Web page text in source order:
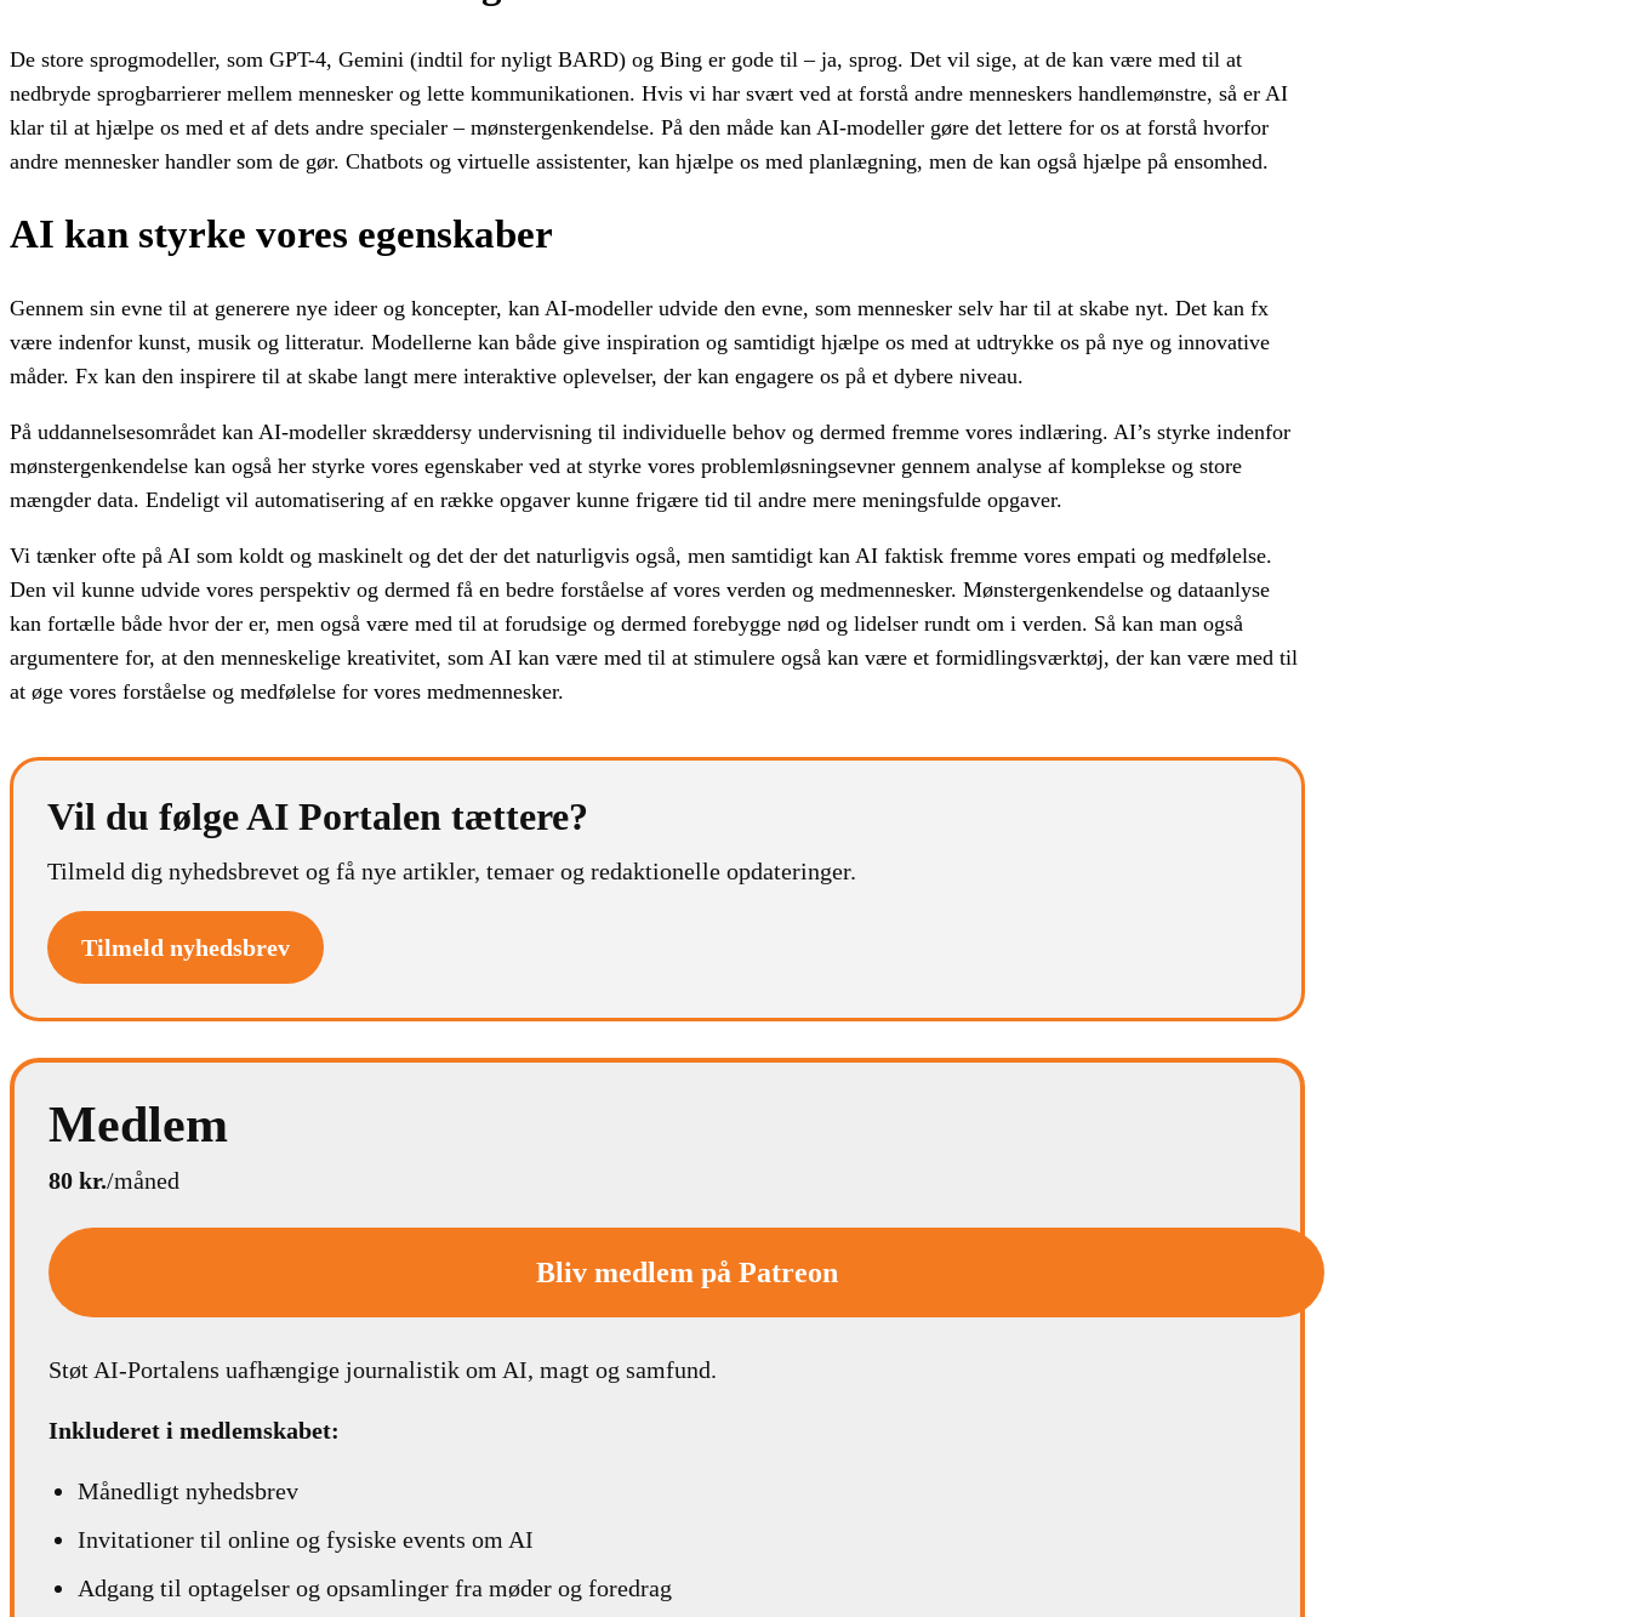
De store sprogmodeller, som GPT-4, Gemini (indtil for nyligt BARD) og Bing er gode til – ja, sprog. Det vil sige, at de kan være med til at
nedbryde sprogbarrierer mellem mennesker og lette kommunikationen. Hvis vi har svært ved at forstå andre menneskers handlemønstre, så er AI
klar til at hjælpe os med et af dets andre specialer – mønstergenkendelse. På den måde kan AI-modeller gøre det lettere for os at forstå hvorfor
andre mennesker handler som de gør. Chatbots og virtuelle assistenter, kan hjælpe os med planlægning, men de kan også hjælpe på ensomhed.
AI kan styrke vores egenskaber
Gennem sin evne til at generere nye ideer og koncepter, kan AI-modeller udvide den evne, som mennesker selv har til at skabe nyt. Det kan fx
være indenfor kunst, musik og litteratur. Modellerne kan både give inspiration og samtidigt hjælpe os med at udtrykke os på nye og innovative
måder. Fx kan den inspirere til at skabe langt mere interaktive oplevelser, der kan engagere os på et dybere niveau.
På uddannelsesområdet kan AI-modeller skræddersy undervisning til individuelle behov og dermed fremme vores indlæring. AI’s styrke indenfor
mønstergenkendelse kan også her styrke vores egenskaber ved at styrke vores problemløsningsevner gennem analyse af komplekse og store
mængder data. Endeligt vil automatisering af en række opgaver kunne frigære tid til andre mere meningsfulde opgaver.
Vi tænker ofte på AI som koldt og maskinelt og det der det naturligvis også, men samtidigt kan AI faktisk fremme vores empati og medfølelse.
Den vil kunne udvide vores perspektiv og dermed få en bedre forståelse af vores verden og medmennesker. Mønstergenkendelse og dataanlyse
kan fortælle både hvor der er, men også være med til at forudsige og dermed forebygge nød og lidelser rundt om i verden. Så kan man også
argumentere for, at den menneskelige kreativitet, som AI kan være med til at stimulere også kan være et formidlingsværktøj, der kan være med til
at øge vores forståelse og medfølelse for vores medmennesker.
Vil du følge AI Portalen tættere?
Tilmeld dig nyhedsbrevet og få nye artikler, temaer og redaktionelle opdateringer.
Tilmeld nyhedsbrev
Medlem
80 kr./måned
Bliv medlem på Patreon
Støt AI-Portalens uafhængige journalistik om AI, magt og samfund.
Inkluderet i medlemskabet:
Månedligt nyhedsbrev
Invitationer til online og fysiske events om AI
Adgang til optagelser og opsamlinger fra møder og foredrag